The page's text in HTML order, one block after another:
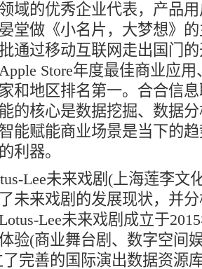
的优秀企业代表，产品用
堂做《小名片，大梦想》
通过移动互联网走出国门
Store年度最佳商业应
和地区排名第一。合合信
的核心是数据挖掘、数据
能赋能商业场景是当下的
利器。
Lee未来戏剧(上海莲李文
未来戏剧的发展现状，并
Lee未来戏剧成立于
验(商业舞台剧、数字空间
完善的国际演出数据资源